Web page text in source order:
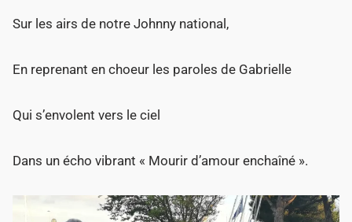
Sur les airs de notre Johnny national,
En reprenant en choeur les paroles de Gabrielle
Qui s’envolent vers le ciel
Dans un écho vibrant « Mourir d’amour enchaîné ».